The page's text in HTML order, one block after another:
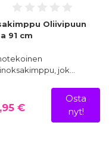
Oliivipuun
91 cm
jok…
€
Osta
nyt!